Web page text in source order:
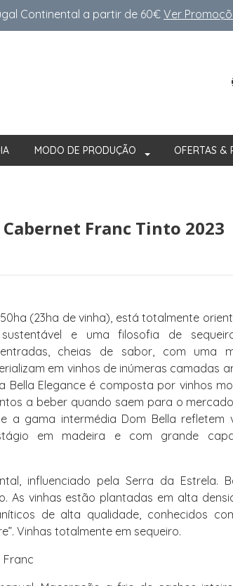
Continental a partir de 60€Ver
MODO DE PRODUÇÃO OFERTAS &
Franc Tinto 2023
(23ha de vinha), está totalmente
e uma filosofia de
cheias de sabor, com uma
em vinhos de inúmeras camadas
Bella Elegance é composta por vinhos
a beber quando saem para o
a gama intermédia Dom Bella refletem
em madeira e com grande
influenciado pela Serra da Estrela.
As vinhas estão plantadas em alta
de alta qualidade, conhecidos
Vinhas totalmente em sequeiro.
Franc